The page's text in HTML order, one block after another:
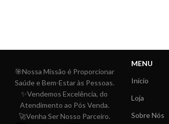
🎯Nossa Missão é Proporcionar
Saúde e Bem-Estar às Pessoas.
✨Vendemos Excelência, do
Atendimento ao Pós Venda.
🚀Venha Ser Nosso Parceiro.
MENU
Início
Loja
Sobre Nós